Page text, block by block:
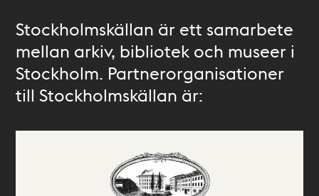
Stockholmskällan är ett samarbete
mellan arkiv, bibliotek och museer i
Stockholm. Partnerorganisationer
till Stockholmskällan är: